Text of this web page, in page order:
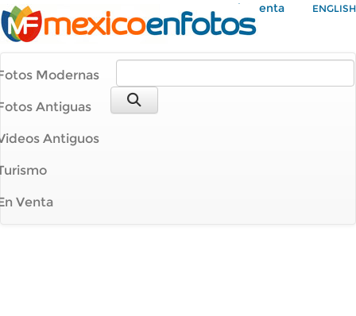
Mi Cuenta ENGLISH
Modernas
Antiguas
Antiguos
Venta